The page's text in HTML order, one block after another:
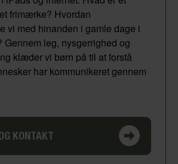
frimærke? Hvordan
vi med hinanden i gamle dage i
Gennem leg, nysgerrighed og
klæder vi børn på til at forstå
har kommunikeret gennem
KONTAKT